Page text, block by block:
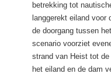
betrekking tot
langgerekt eiland
de doorgang tussen
scenario voorziet
strand van Heist tot
het eiland en de dam